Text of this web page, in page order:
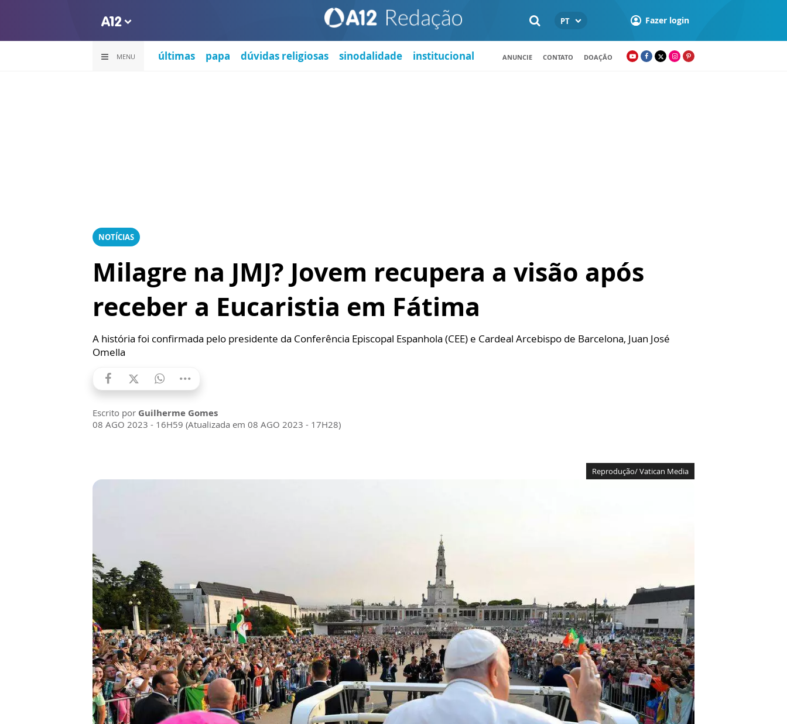
PT Fazer login
MENU últimas papa dúvidas religiosas sinodalidade institucional ANUNCIE CONTATO DOAÇÃO
NOTÍCIAS
Milagre na JMJ? Jovem recupera a visão após
receber a Eucaristia em Fátima
A história foi confirmada pelo presidente da Conferência Episcopal Espanhola (CEE) e Cardeal Arcebispo de Barcelona, Juan José
Omella
Escrito por Guilherme Gomes
08 AGO 2023 - 16H59 (Atualizada em 08 AGO 2023 - 17H28)
Reprodução/ Vatican Media